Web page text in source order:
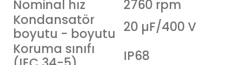
Nominal hız
2760 rpm
Kondansatör
boyutu - boyutu 20 µF/400 V
Koruma sınıfı
IP68